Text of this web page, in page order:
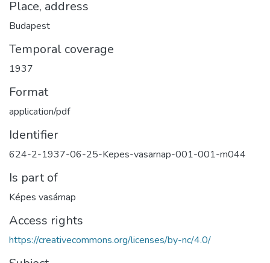
Place, address
Budapest
Temporal coverage
1937
Format
application/pdf
Identifier
624-2-1937-06-25-Kepes-vasarnap-001-001-m044
Is part of
Képes vasárnap
Access rights
https://creativecommons.org/licenses/by-nc/4.0/